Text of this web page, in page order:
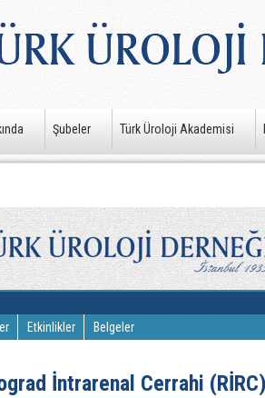
Şubeler Türk Üroloji Akademisi
Etkinlikler Belgeler
İntrarenal Cerrahi